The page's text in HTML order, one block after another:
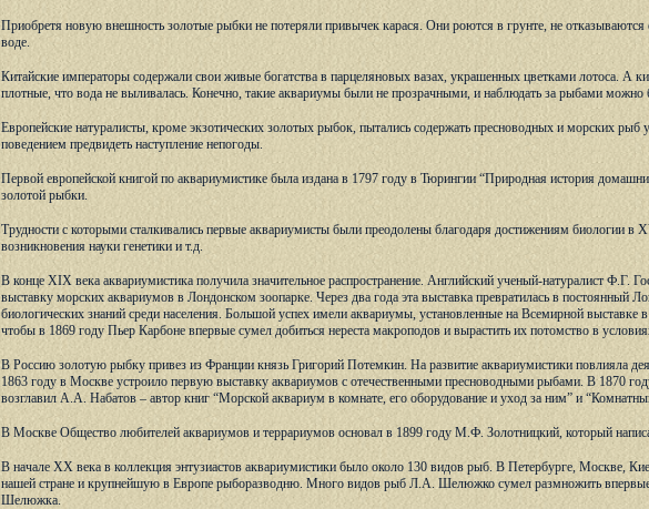
Приобретя новую внешность золотые рыбки не потеряли привычек карася. Они роются в грунте, не
воде.
Китайские императоры содержали свои живые богатства в парцеляновых вазах, украшенных цветками лотоса. А
плотные, что вода не выливалась. Конечно, такие аквариумы были не прозрачными, и наблюдать за рыбами можно
Европейские натуралисты, кроме экзотических золотых рыбок, пытались содержать пресноводных и морских
поведением предвидеть наступление непогоды.
Первой европейской книгой по аквариумистике была издана в 1797 году в Тюрингии “Природная история
золотой рыбки.
Трудности с которыми сталкивались первые аквариумисты были преодолены благодаря достижениям биологии
возникновения науки генетики и т.д.
В конце XIX века аквариумистика получила значительное распространение. Английский ученый-натуралист Ф.Г.
выставку морских аквариумов в Лондонском зоопарке. Через два года эта выставка превратилась в постоянный
биологических знаний среди населения. Большой успех имели аквариумы, установленные на Всемирной
чтобы в 1869 году Пьер Карбоне впервые сумел добиться нереста макроподов и вырастить их потомство в
В Россию золотую рыбку привез из Франции князь Григорий Потемкин. На развитие аквариумистики повлияла
1863 году в Москве устроило первую выставку аквариумов с отечественными пресноводными рыбами. В 1870
возглавил А.А. Набатов – автор книг “Морской аквариум в комнате, его оборудование и уход за ним” и
В Москве Общество любителей аквариумов и террариумов основал в 1899 году М.Ф. Золотницкий, который
В начале ХХ века в коллекция энтузиастов аквариумистики было около 130 видов рыб. В Петербурге, Москве,
нашей стране и крупнейшую в Европе рыборазводню. Много видов рыб Л.А. Шелюжко сумел размножить впервые.
Шелюжка.